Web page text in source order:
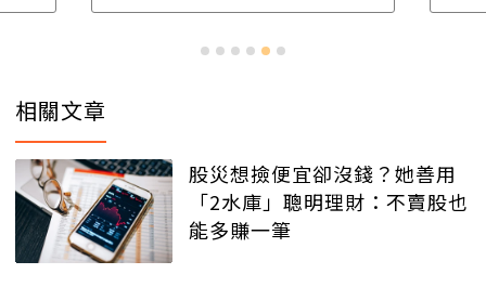
相關文章
股災想撿便宜卻沒錢？她善用
「2水庫」聰明理財：不賣股也
能多賺一筆